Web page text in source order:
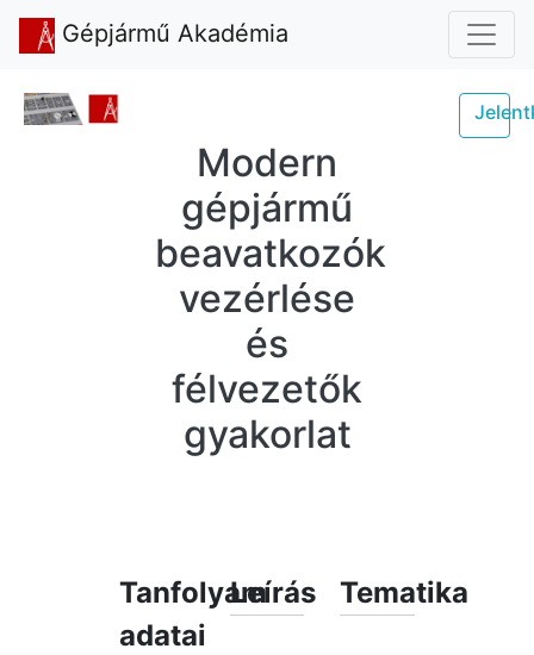
Gépjármű Akadémia
Modern
gépjármű
beavatkozók
vezérlése
és
félvezetők
gyakorlat
Tanfolyam
adatai
Leírás Tematika